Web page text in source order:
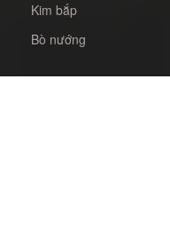
Kim bắp
Bò nướng